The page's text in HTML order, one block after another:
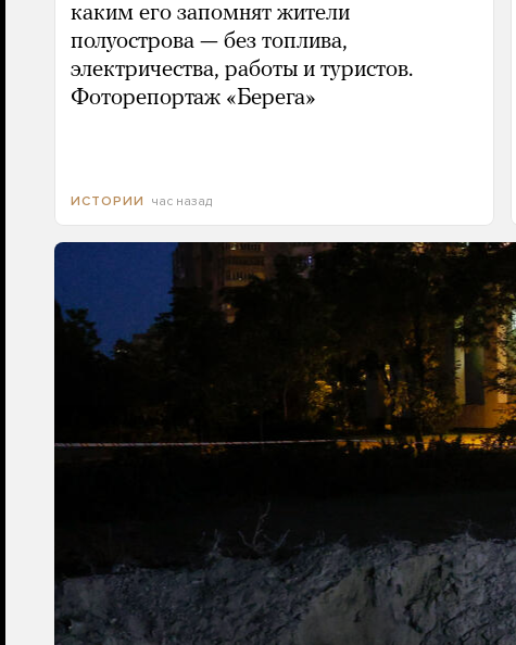
каким его запомнят жители
полуострова — без топлива,
электричества, работы и туристов.
Фоторепортаж «Берега»
ИСТОРИИ час назад